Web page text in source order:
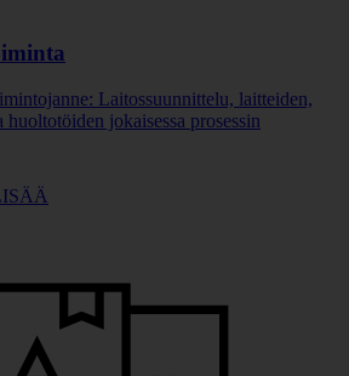
Laitossuunnittelu, laitteiden,
huoltotöiden jokaisessa prosessin